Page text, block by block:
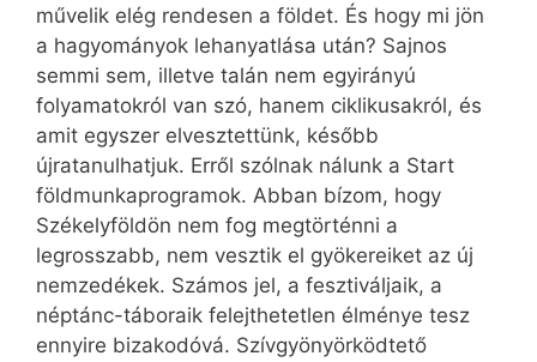
művelik elég rendesen a földet. És hogy mi jön
a hagyományok lehanyatlása után? Sajnos
semmi sem, illetve talán nem egyirányú
folyamatokról van szó, hanem ciklikusakról, és
amit egyszer elvesztettünk, később
újratanulhatjuk. Erről szólnak nálunk a Start
földmunkaprogramok. Abban bízom, hogy
Székelyföldön nem fog megtörténni a
legrosszabb, nem vesztik el gyökereiket az új
nemzedékek. Számos jel, a fesztiváljaik, a
néptánc-táboraik felejthetetlen élménye tesz
ennyire bizakodóvá. Szívgyönyörködtető